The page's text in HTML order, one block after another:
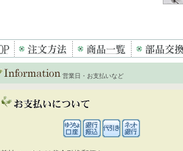
営業日・お支払いなど